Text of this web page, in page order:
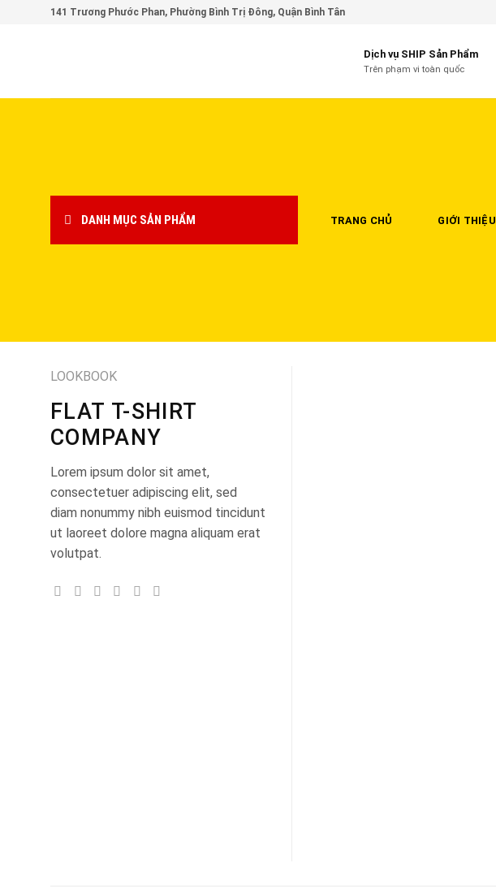
141 Trương Phước Phan, Phường Bình Trị Đông, Quận Bình Tân
Dịch vụ SHIP Sản Phẩm
Trên phạm vi toàn quốc
DANH MỤC SẢN PHẨM TRANG CHỦ GIỚI THIỆU
LOOKBOOK
FLAT T-SHIRT
COMPANY
Lorem ipsum dolor sit amet,
consectetuer adipiscing elit, sed
diam nonummy nibh euismod tincidunt
ut laoreet dolore magna aliquam erat
volutpat.